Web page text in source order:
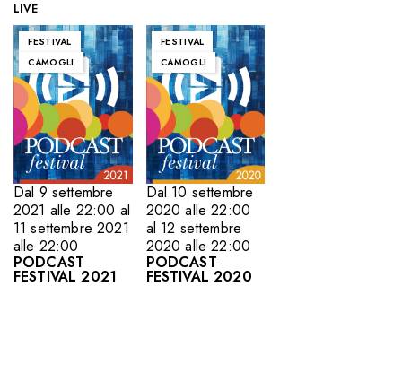
LIVE
Dal 9 settembre
2021 alle 22:00 al
11 settembre 2021
alle 22:00
PODCAST
FESTIVAL 2021
FESTIVAL
CAMOGLI
Dal 10 settembre
2020 alle 22:00
al 12 settembre
2020 alle 22:00
PODCAST
FESTIVAL 2020
FESTIVAL
CAMOGLI